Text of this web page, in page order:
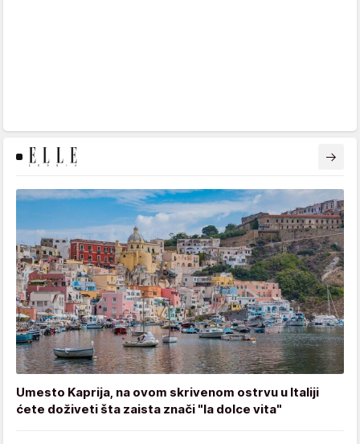
Umesto Kaprija, na ovom skrivenom ostrvu u Italiji
ćete doživeti šta zaista znači "la dolce vita"